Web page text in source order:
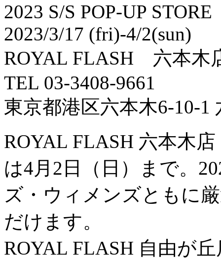
2023 S/S POP-UP STORE
2023/3/17 (fri)-4/2(sun)
ROYAL FLASH 六本木
TEL 03-3408-9661
東京都港区六本木6-10-
ROYAL FLASH 六本木店
は4月2日（日）まで。
ズ・ウィメンズともに
だけます。
ROYAL FLASH 自由が